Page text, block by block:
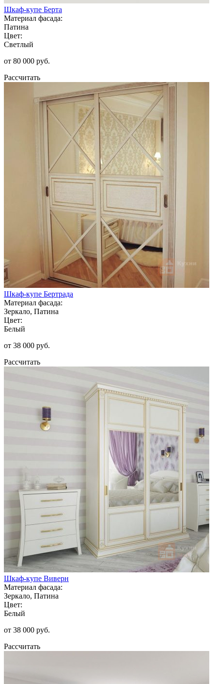
Шкаф-купе Берта
Материал фасада:
Патина
Цвет:
Светлый
от 80 000 руб.
Рассчитать
Шкаф-купе Бертрада
Материал фасада:
Зеркало, Патина
Цвет:
Белый
от 38 000 руб.
Рассчитать
Шкаф-купе Виверн
Материал фасада:
Зеркало, Патина
Цвет:
Белый
от 38 000 руб.
Рассчитать